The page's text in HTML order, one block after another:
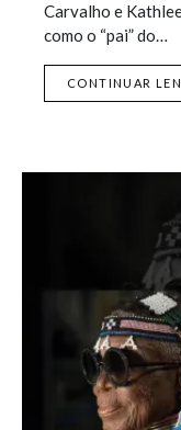
Carvalho e
como o “pai” do…
CONTINUAR